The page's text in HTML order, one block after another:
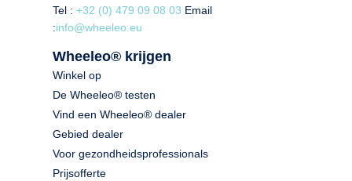
Tel :+32 (0) 479 09 08 03 Email
:info@wheeleo.eu
Wheeleo® krijgen
Winkel op
De Wheeleo® testen
Vind een Wheeleo® dealer
Gebied dealer
Voor gezondheidsprofessionals
Prijsofferte